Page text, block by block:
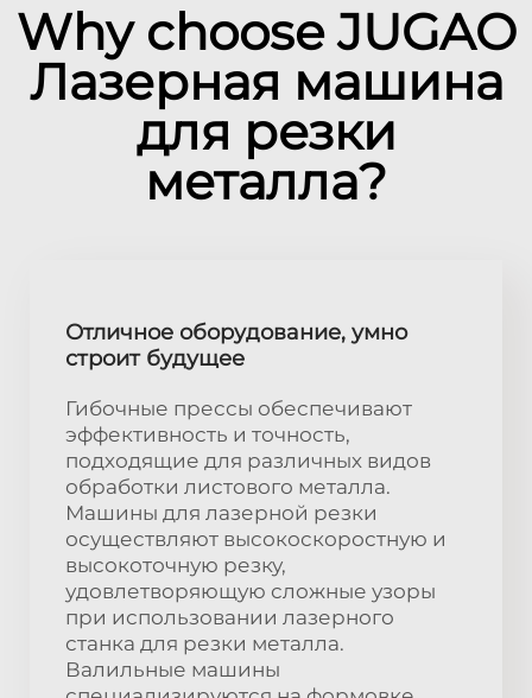
Why choose JUGAO
Лазерная машина
для резки
металла?
Отличное оборудование, умно
строит будущее
Гибочные прессы обеспечивают
эффективность и точность,
подходящие для различных видов
обработки листового металла.
Машины для лазерной резки
осуществляют высокоскоростную и
высокоточную резку,
удовлетворяющую сложные узоры
при использовании лазерного
станка для резки металла.
Валильные машины